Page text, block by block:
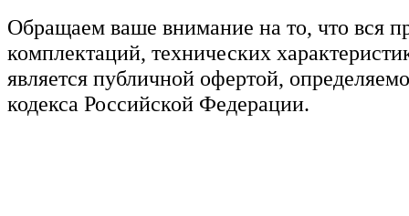
Обращаем ваше внимание на то, что вся
комплектаций, технических
является публичной офертой,
кодекса Российской Федерации.